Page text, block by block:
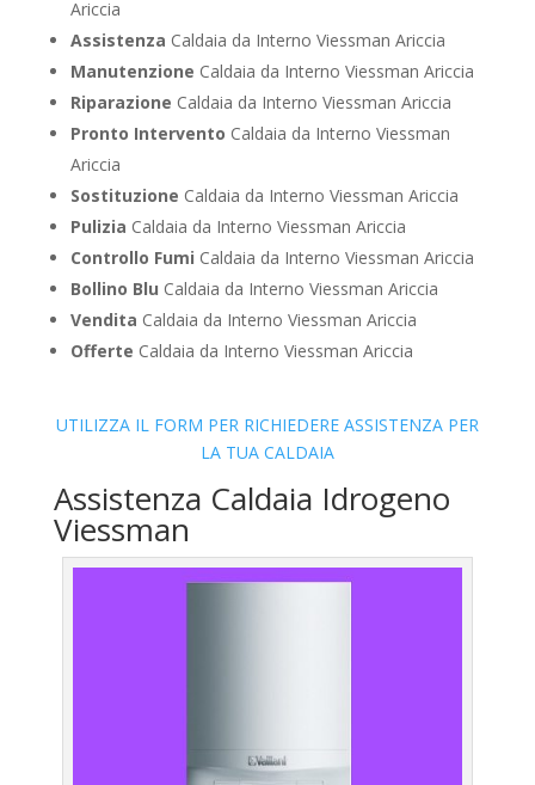
Ariccia
Assistenza Caldaia da Interno Viessman Ariccia
Manutenzione Caldaia da Interno Viessman Ariccia
Riparazione Caldaia da Interno Viessman Ariccia
Pronto Intervento Caldaia da Interno Viessman
Ariccia
Sostituzione Caldaia da Interno Viessman Ariccia
Pulizia Caldaia da Interno Viessman Ariccia
Controllo Fumi Caldaia da Interno Viessman Ariccia
Bollino Blu Caldaia da Interno Viessman Ariccia
Vendita Caldaia da Interno Viessman Ariccia
Offerte Caldaia da Interno Viessman Ariccia
UTILIZZA IL FORM PER RICHIEDERE ASSISTENZA PER
LA TUA CALDAIA
Assistenza Caldaia Idrogeno
Viessman